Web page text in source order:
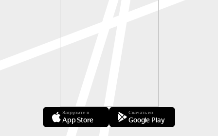
Загрузите в
App Store
Скачать из
Google Play